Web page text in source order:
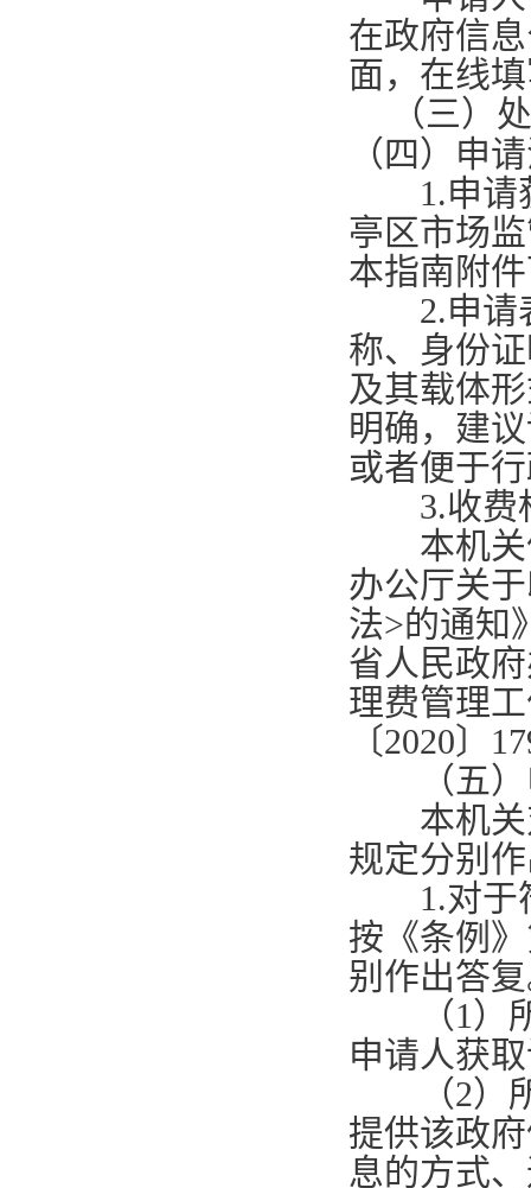
在政府信
面，在线
（三）
（四）申
1.申请
亭区市场
本指南附
2.申请
称、身份
及其载体
明确，建
或者便于
3.收费
本机关
办公厅关
法>的通知
省人民政
理费管理
〔2020〕
（五）
本机关
规定分别
1.对于
按《条例
别作出答
（1 ）
申请人获
（2）
提供该政
息的方式